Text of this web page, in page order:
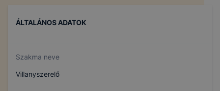
ÁLTALÁNOS ADATOK
Szakma neve
Villanyszerelő